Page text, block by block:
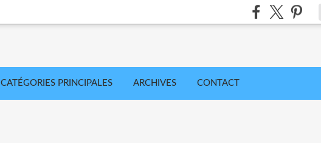
CATÉGORIES PRINCIPALES ARCHIVES CONTACT